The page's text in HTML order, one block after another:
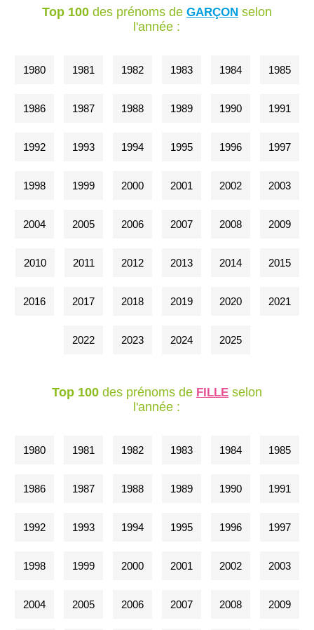
Top 100des prénoms de GARÇONselon
l'année :
1980 1981 1982 1983 1984 1985
1986 1987 1988 1989 1990 1991
1992 1993 1994 1995 1996 1997
1998 1999 2000 2001 2002 2003
2004 2005 2006 2007 2008 2009
2010 2011 2012 2013 2014 2015
2016 2017 2018 2019 2020 2021
2022 2023 2024 2025
Top 100des prénoms de FILLEselon
l'année :
1980 1981 1982 1983 1984 1985
1986 1987 1988 1989 1990 1991
1992 1993 1994 1995 1996 1997
1998 1999 2000 2001 2002 2003
2004 2005 2006 2007 2008 2009